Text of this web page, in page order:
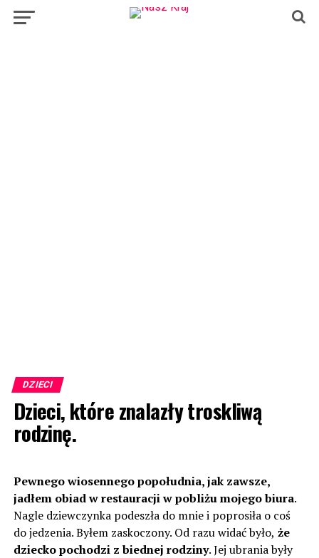
DZIECI
Dzieci, które znalazły troskliwą
rodzinę.
Pewnego wiosennego popołudnia, jak zawsze,
jadłem obiad w restauracji w pobliżu mojego biura.
Nagle dziewczynka podeszła do mnie i poprosiła o coś
do jedzenia. Byłem zaskoczony. Od razu widać było, że
dziecko pochodzi z biednej rodziny. Jej ubrania były